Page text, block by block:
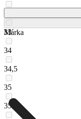
33
34
34,5
35
35,5
Márka